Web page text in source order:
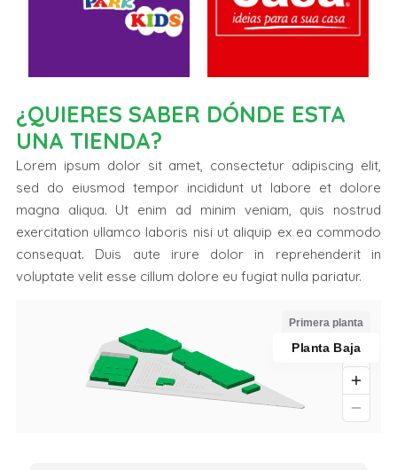
¿QUIERES SABER DÓNDE ESTA
UNA TIENDA?
Lorem ipsum dolor sit amet, consectetur adipiscing elit,
sed do eiusmod tempor incididunt ut labore et dolore
magna aliqua. Ut enim ad minim veniam, quis nostrud
exercitation ullamco laboris nisi ut aliquip ex ea commodo
consequat. Duis aute irure dolor in reprehenderit in
voluptate velit esse cillum dolore eu fugiat nulla pariatur.